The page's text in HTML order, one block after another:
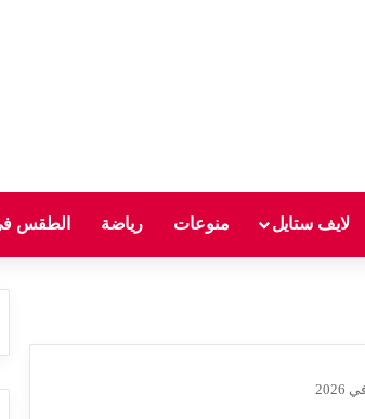
لايف ستايل منوعات رياضة الطقس